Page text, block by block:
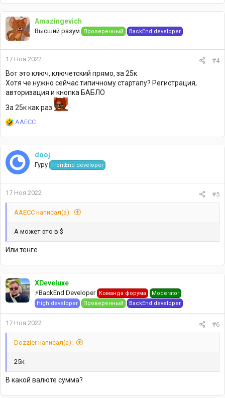
а
ц
и
и
:
Amazingevich
Высший разум Проверенный BackEnd developer
17 Ноя 2022 #4
Вот это ключ, ключетский прямо, за 25к
Хотя че нужно сейчас типичному стартапу? Регистрация,
авторизация и кнопка БАБЛО
За 25к как раз
Р
а
ц
и
и
:
AAECC
dooj
Гуру FrontEnd developer
17 Ноя 2022 #5
AAECC написал(а):
А может это в $
Или тенге
XDeveluxe
⚡️BackEnd Developer Команда форума
Moderator
High developer
Проверенный BackEnd developer
17 Ноя 2022 #6
Dozzier написал(а):
25к
В какой валюте сумма?